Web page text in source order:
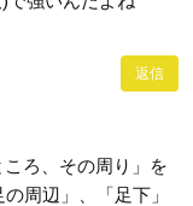
返信
ろ、その周り」を
周辺」、「足下」